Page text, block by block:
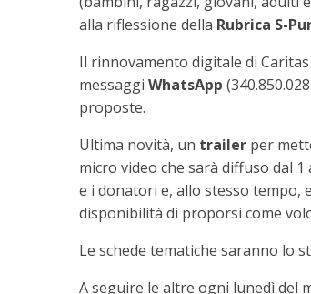
alla riflessione della Rubrica S-
Il rinnovamento digitale di
messaggi WhatsApp
proposte.
Ultima novità, un trailer per
micro video che sarà diffuso dal
e i donatori e, allo stesso tempo,
disponibilità di proporsi come
Le schede tematiche saranno lo
A seguire le altre ogni lunedì del